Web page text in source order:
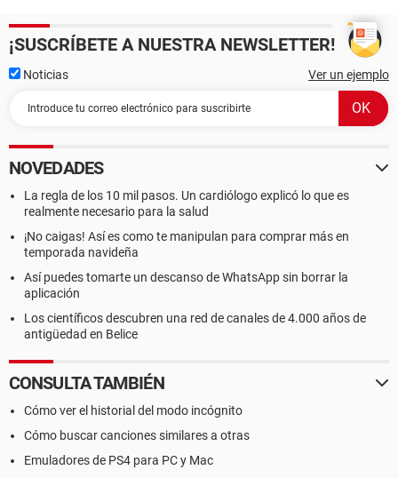
¡SUSCRÍBETE A NUESTRA NEWSLETTER!
Noticias Ver un ejemplo
NOVEDADES
La regla de los 10 mil pasos. Un cardiólogo explicó lo que es
realmente necesario para la salud
¡No caigas! Así es como te manipulan para comprar más en
temporada navideña
Así puedes tomarte un descanso de WhatsApp sin borrar la
aplicación
Los científicos descubren una red de canales de 4.000 años de
antigüedad en Belice
CONSULTA TAMBIÉN
Cómo ver el historial del modo incógnito
Cómo buscar canciones similares a otras
Emuladores de PS4 para PC y Mac